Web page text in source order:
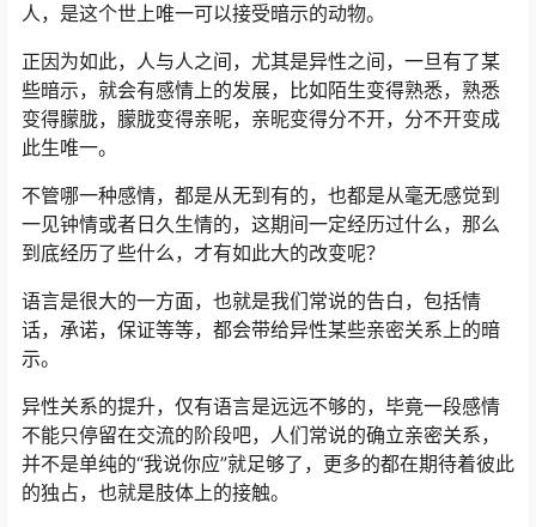
人，是这个世上唯一可以接受暗示的动物。
正因为如此，人与人之间，尤其是异性之间，一旦有了某
些暗示，就会有感情上的发展，比如陌生变得熟悉，熟悉
变得朦胧，朦胧变得亲昵，亲昵变得分不开，分不开变成
此生唯一。
不管哪一种感情，都是从无到有的，也都是从毫无感觉到
一见钟情或者日久生情的，这期间一定经历过什么，那么
到底经历了些什么，才有如此大的改变呢？
语言是很大的一方面，也就是我们常说的告白，包括情
话，承诺，保证等等，都会带给异性某些亲密关系上的暗
示。
异性关系的提升，仅有语言是远远不够的，毕竟一段感情
不能只停留在交流的阶段吧，人们常说的确立亲密关系，
并不是单纯的“我说你应”就足够了，更多的都在期待着彼此
的独占，也就是肢体上的接触。